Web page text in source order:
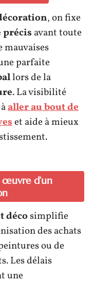
, on fixe
précis avant toute
mauvaises
parfaite
lors de la
. La visibilité
aller au bout de
et aide à mieux
d’un
décosimplifie
des achats
ou de
Les délais
une